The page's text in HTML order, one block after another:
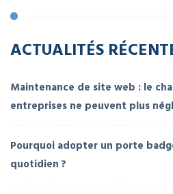
ACTUALITÉS
Maintenance de site web : le
entreprises ne peuvent plus
Pourquoi adopter un porte
quotidien ?